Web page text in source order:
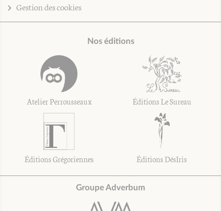
Gestion des cookies
Nos éditions
Atelier Perrousseaux Éditions Le Sureau
Éditions Grégoriennes Éditions DésIris
Groupe Adverbum